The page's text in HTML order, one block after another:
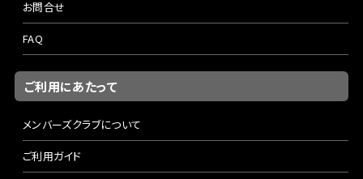
お問合せ
FAQ
ご利用にあたって
メンバーズクラブについて
ご利用ガイド